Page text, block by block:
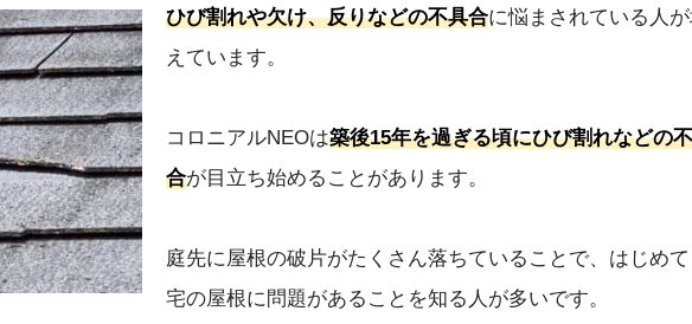
ひび割れや欠け、反りなどの不具合に悩まされている人
えています。
コロニアルNEOは築後15年を過ぎる頃にひび割れなどの
合が目立ち始めることがあります。
庭先に屋根の破片がたくさん落ちていることで、はじめ
宅の屋根に問題があることを知る人が多いです。